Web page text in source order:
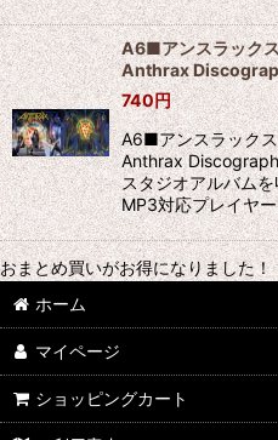
A6■アンスラック
Anthrax
740円
A6■アンスラック
Anthrax
スタジオアルバム
MP3対応プレイヤ
おまとめ買いがお得になりました！
ホーム
マイページ
ショッピングカート